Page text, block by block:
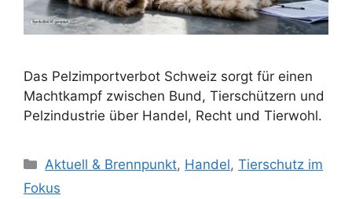
Das Pelzimportverbot Schweiz sorgt für einen
Machtkampf zwischen Bund, Tierschützern und
Pelzindustrie über Handel, Recht und Tierwohl.
K
Aktuell & Brennpunkt, Handel,Tierschutz im
Fokus